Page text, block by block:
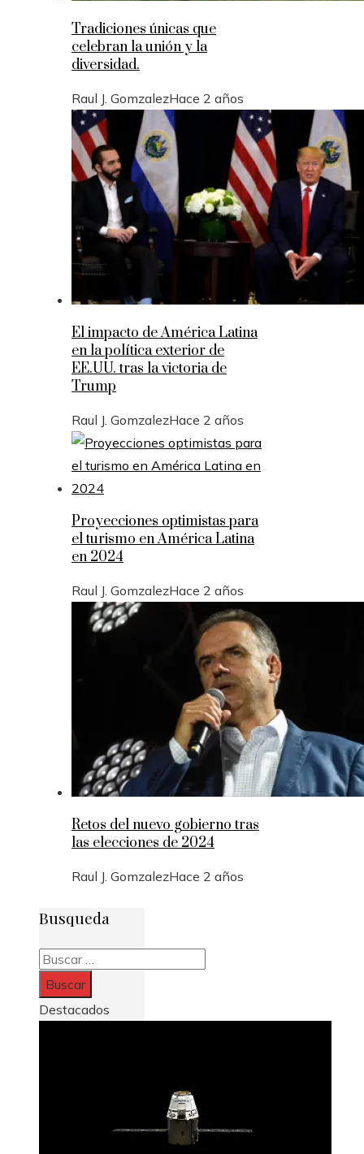
Tradiciones únicas que
celebran la unión y la
diversidad.
Raul J. GomzalezHace 2 años
El impacto de América Latina
en la política exterior de
EE.UU. tras la victoria de
Trump
Raul J. GomzalezHace 2 años
Proyecciones optimistas para
el turismo en América Latina
en 2024
Raul J. GomzalezHace 2 años
Retos del nuevo gobierno tras
las elecciones de 2024
Raul J. GomzalezHace 2 años
Busqueda
Buscar:
Destacados